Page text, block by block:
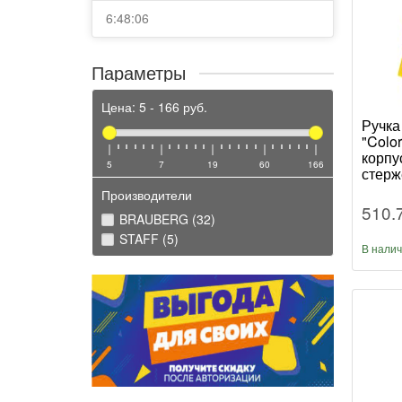
6:48:06
Параметры
Цена: 5 - 166 руб.
5 7 19 60 166
Производители
BRAUBERG (32)
STAFF (5)
В